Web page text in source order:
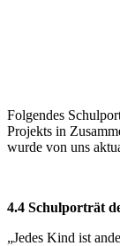
Folgendes
Projekts in
wurde von uns
4.4 Schulporträt
„Jedes Kind ist